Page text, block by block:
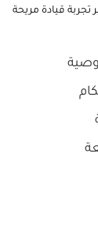
تجربة قيادة مريحة